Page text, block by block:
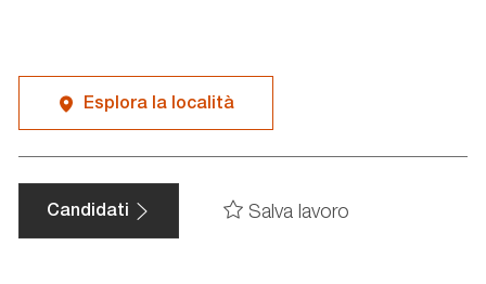
Esplora la località
Candidati Salva lavoro